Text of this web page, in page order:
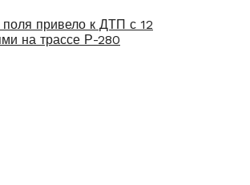
поля привело к ДТП с 12
на трассе Р-280